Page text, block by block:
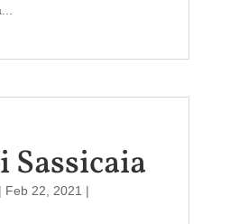
| Feb 22, 2021 |